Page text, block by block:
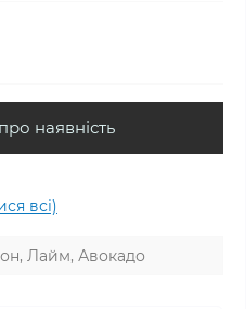
наявність
всі)
Лайм, Авокадо